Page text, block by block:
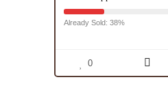
Iperespresso capsules in
amalfiblauw
Already Sold: 38%
0